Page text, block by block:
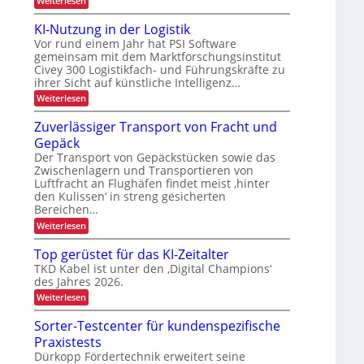
e
t
r
i
e
b
l
i
h
e
n
L
a
s
t
e
n
t
r
a
n
s
P
r
o
j
e
k
t
o
d
u
n
g
g
a
n
k
A
i
m
t
e
c
I
x
i
s
i
e
r
t
e
s
P
a
e
t
e
n
m
a
n
a
g
m
e
n
t
A
s
b
a
u
d
e
r
U
S
P
r
ä
s
e
n
z
KI-Nutzung in der Logistik
Vor rund einem Jahr hat PSI Software
gemeinsam mit dem Marktforschungsinstitut
Civey 300 Logistikfach- und Führungskräfte zu
ihrer Sicht auf künstliche Intelligenz…
Weiterlesen:
K
-
u
t
z
u
n
g
i
n
e
r
L
o
g
i
s
i
k
Zuverlässiger Transport von Fracht und
Gepäck
Der Transport von Gepäckstücken sowie das
Zwischenlagern und Transportieren von
Luftfracht an Flughäfen findet meist ‚hinter
den Kulissen‘ in streng gesicherten
Bereichen…
Weiterlesen:
Z
u
v
e
r
l
ä
s
i
g
e
Top gerüstet für das KI-Zeitalter
TKD Kabel ist unter den ‚Digital Champions‘
des Jahres 2026.
Weiterlesen:
T
p
g
e
Sorter-Testcenter für kundenspezifische
Praxistests
Dürkopp Fördertechnik erweitert seine